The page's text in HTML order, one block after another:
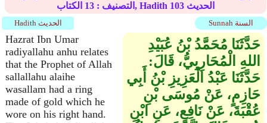
التصنيف : 13 الكتاب, Hadith 103 الحديث
Sunnah السنة Hadith الحديث
Hazrat Ibn Umar
radiyallahu anhu relates
that the Prophet of Allah
sallallahu alaihe
wasallam had a ring
made of gold which he
wore on his right hand.
حَدَّثَنَا مُحَمَّدُ بْنُ عُبَيْدِ
اللهِ الْمُحَارِبِيُّ، قَالَ‏:‏
حَدَّثَنَا عَبْدُ الْعَزِيزِ بْنُ أَبِي
حَازِمٍ، عَنْ مُوسَى بْنِ
عُقْبَةَ، عَنْ نَافِعٍ، عَنِ ابْنِ